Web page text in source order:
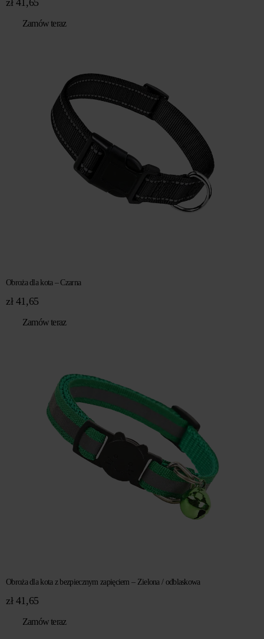
Zamów teraz
Obroża dla kota – Czarna
zł41,65
Zamów teraz
Obroża dla kota z bezpiecznym zapięciem – Zielona / odblaskowa
zł41,65
Zamów teraz